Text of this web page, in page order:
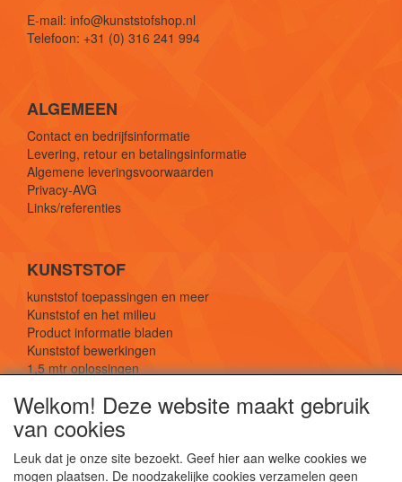
E-mail: info@kunststofshop.nl
Telefoon: +31 (0) 316 241 994
ALGEMEEN
Contact en bedrijfsinformatie
Levering, retour en betalingsinformatie
Algemene leveringsvoorwaarden
Privacy-AVG
Links/referenties
KUNSTSTOF
kunststof toepassingen en meer
Kunststof en het milieu
Product informatie bladen
Kunststof bewerkingen
1,5 mtr oplossingen
SOCIALE MEDIA
Welkom! Deze website maakt gebruik
van cookies
Leuk dat je onze site bezoekt. Geef hier aan welke cookies we
mogen plaatsen. De noodzakelijke cookies verzamelen geen